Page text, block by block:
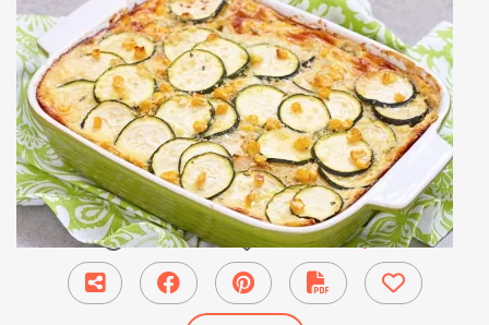
65 min ● Plat Principal